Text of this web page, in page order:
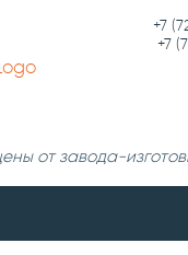
от завода-
+7
+7